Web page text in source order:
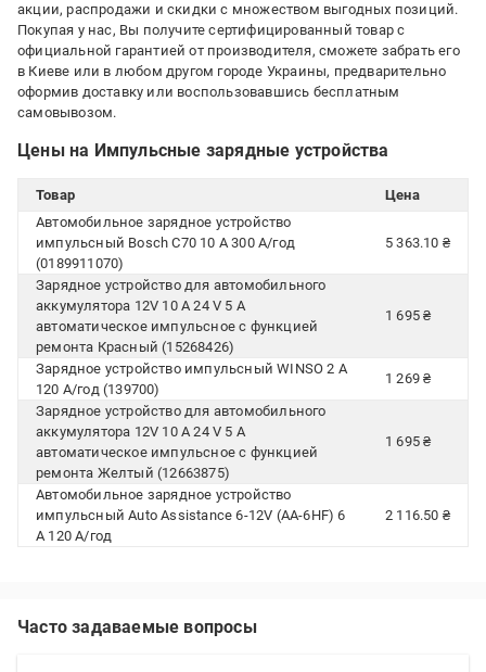
акции, распродажи и скидки с множеством выгодных позиций.
Покупая у нас, Вы получите сертифицированный товар с
официальной гарантией от производителя, сможете забрать его
в Киеве или в любом другом городе Украины, предварительно
оформив доставку или воспользовавшись бесплатным
самовывозом.
Цены на Импульсные зарядные устройства
Товар
Цена
Автомобильное зарядное устройство
импульсный Bosch C70 10 А 300 А/год
(0189911070)
5 363.10 ₴
Зарядное устройство для автомобильного
аккумулятора 12V 10 A 24 V 5 A
автоматическое импульсное с функцией
ремонта Красный (15268426)
1 695 ₴
Зарядное устройство импульсный WINSO 2 А
120 А/год (139700)
1 269 ₴
Зарядное устройство для автомобильного
аккумулятора 12V 10 A 24 V 5 A
автоматическое импульсное с функцией
ремонта Желтый (12663875)
1 695 ₴
Автомобильное зарядное устройство
импульсный Auto Assistance 6-12V (AA-6HF) 6
А 120 А/год
2 116.50 ₴
Часто задаваемые вопросы